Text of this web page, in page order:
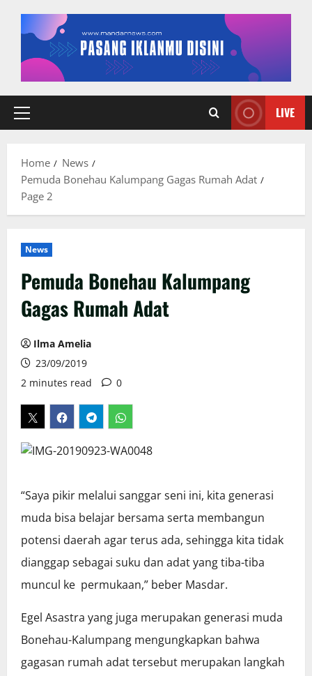
Primary
LIVE
Home
News
Pemuda Bonehau Kalumpang Gagas Rumah Adat
Page 2
News
Pemuda Bonehau Kalumpang
Gagas Rumah Adat
Ilma Amelia
23/09/2019
2 minutes read
0
“Saya pikir melalui sanggar seni ini, kita generasi
muda bisa belajar bersama serta membangun
potensi daerah agar terus ada, sehingga kita tidak
dianggap sebagai suku dan adat yang tiba-tiba
muncul ke permukaan,” beber Masdar.
Egel Asastra yang juga merupakan generasi muda
Bonehau-Kalumpang mengungkapkan bahwa
gagasan rumah adat tersebut merupakan langkah